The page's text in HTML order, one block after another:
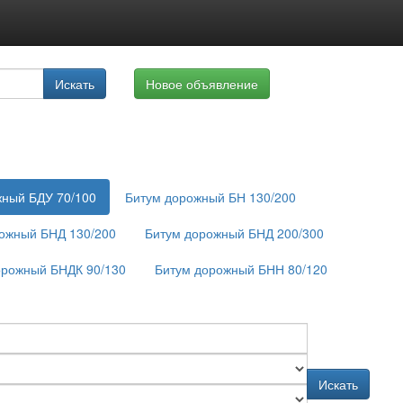
Искать Новое объявление
БДУ 70/100
Битум дорожный БН 130/200
БНД 130/200
Битум дорожный БНД 200/300
БНДК 90/130
Битум дорожный БНН 80/120
Искать